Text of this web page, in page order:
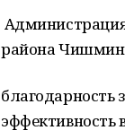
Администрация
района
благодарность
эффективность